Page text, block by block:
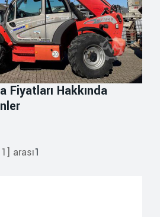
Fiyatları Hakkında
arası1